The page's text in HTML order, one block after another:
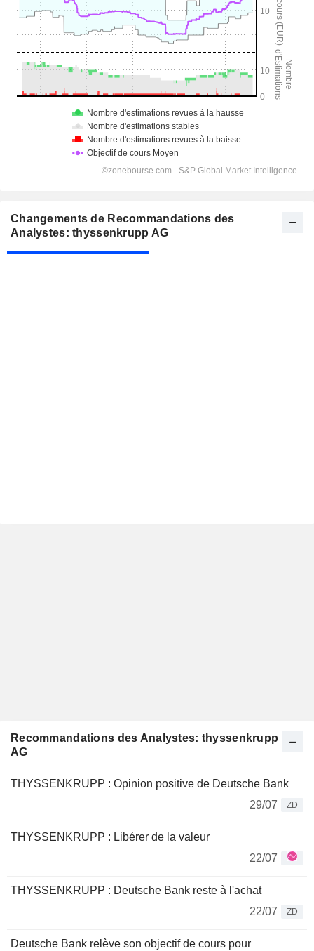
Changements de Recommandations des
Analystes: thyssenkrupp AG
Recommandations des Analystes: thyssenkrupp
AG
THYSSENKRUPP : Opinion positive de Deutsche Bank
29/07
ZD
THYSSENKRUPP : Libérer de la valeur
22/07
THYSSENKRUPP : Deutsche Bank reste à l'achat
22/07
ZD
Deutsche Bank relève son objectif de cours pour